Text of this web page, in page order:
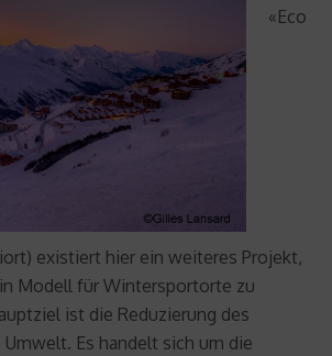
«Eco
existiert hier ein weiteres Projekt,
Modell für Wintersportorte zu
ist die Reduzierung des
Es handelt sich um die